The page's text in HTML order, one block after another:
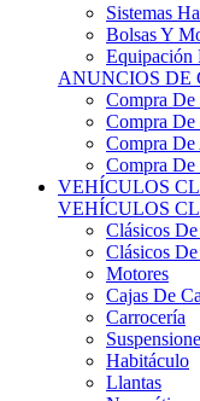
Sistemas
Bolsas Y
Equipación
ANUNCIOS DE
Compra De
Compra De
Compra
Compra De
VEHÍCULOS
VEHÍCULOS
Clásicos
Clásicos
Motores
Cajas De
Carrocería
Habitáculo
Llantas